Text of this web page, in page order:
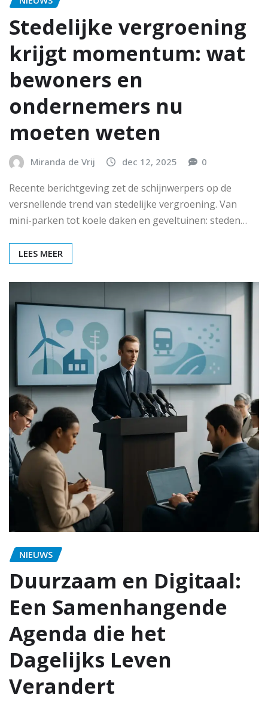
Stedelijke vergroening
krijgt momentum: wat
bewoners en
ondernemers nu
moeten weten
Miranda de Vrij dec 12, 2025 0
Recente berichtgeving zet de schijnwerpers op de
versnellende trend van stedelijke vergroening. Van
mini-parken tot koele daken en geveltuinen: steden…
LEES MEER
NIEUWS
Duurzaam en Digitaal:
Een Samenhangende
Agenda die het
Dagelijks Leven
Verandert